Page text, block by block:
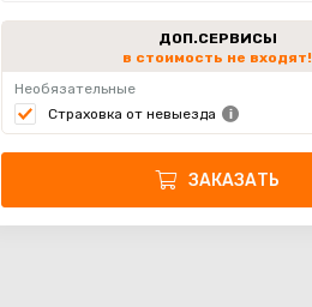
ДОП.СЕРВИСЫ
в стоимость не входят!
Необязательные
Страховка от невыезда
ЗАКАЗАТЬ